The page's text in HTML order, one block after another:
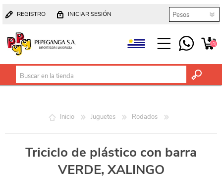
REGISTRO INICIAR SESIÓN
(0)
Inicio Juguetes Rodados
Triciclo de plástico con barra
VERDE, XALINGO